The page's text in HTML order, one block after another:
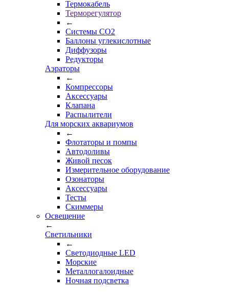
Термокабель
Терморегулятор
←
Системы CO2
Баллоны углекислотные
Диффузоры
Редукторы
Аэраторы
←
Компрессоры
Аксессуары
Клапана
Распылители
Для морских аквариумов
←
Флотаторы и помпы
Автодоливы
Живой песок
Измерительное оборудование
Озонаторы
Аксессуары
Тесты
Cкиммеры
Освещение
←
Светильники
←
Cветодиодные LED
Морские
Металлогалоидные
Ночная подсветка